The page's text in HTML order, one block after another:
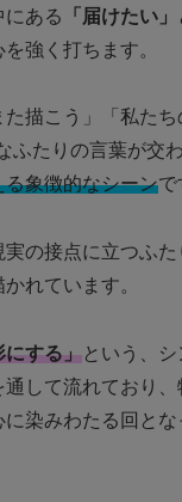
ある
「届けたい
強く打ちます。
た描こう」「私た
ふたりの言葉が交
象徴的なシーンで
の接点に立つふ
れています。
にする」という、
通して流れており
染みわたる回とな